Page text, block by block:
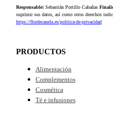
Responsable:Sebastián Portillo Cabañas
suprimir sus datos, así como otros derechos
https://flordecanela.es/politica-de-privacidad
PRODUCTOS
Alimentación
Complementos
Cosmética
Té e infusiones